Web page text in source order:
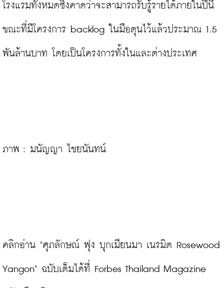
โรงแรมทั้งหมดซึ่งคาดว่าจะสามารถรับรู้รายได้ภายในปีนี้
ขณะที่มีโครงการ backlog ในมือตุนไว้แล้วประมาณ 1.5
พันล้านบาท โดยเป็นโครงการทั้งในและต่างประเทศ
ภาพ : มนัญญา ไชยนันทน์
คลิกอ่าน "ศุภลักษณ์ ฟุง บุกเมียนมา เนรมิต Rosewood
Yangon" ฉบับเต็มได้ที่ Forbes Thailand Magazine